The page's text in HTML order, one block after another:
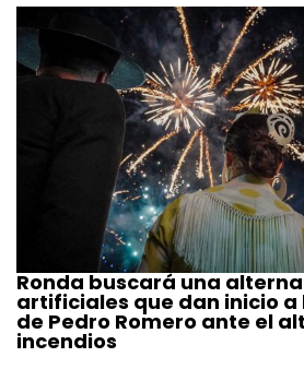
Ronda buscará una
artificiales que dan inicio a
de Pedro Romero ante el
incendios